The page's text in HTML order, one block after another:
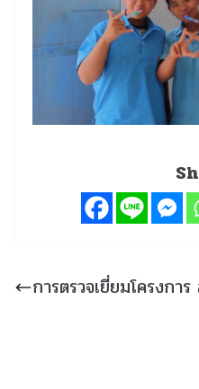
การตรวจเยี่ยมโครงก